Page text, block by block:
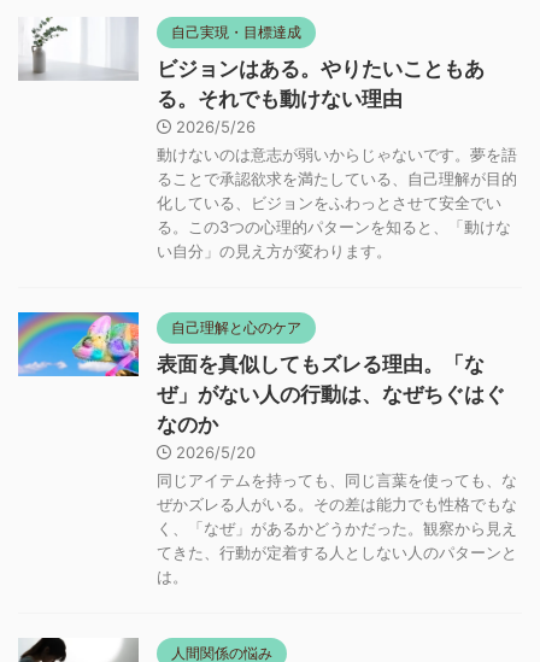
自己実現・目標達成
ビジョンはある。やりたいこともあ
る。それでも動けない理由
2026/5/26
動けないのは意志が弱いからじゃないです。夢を語
ることで承認欲求を満たしている、自己理解が目的
化している、ビジョンをふわっとさせて安全でい
る。この3つの心理的パターンを知ると、「動けな
い自分」の見え方が変わります。
自己理解と心のケア
表面を真似してもズレる理由。「な
ぜ」がない人の行動は、なぜちぐはぐ
なのか
2026/5/20
同じアイテムを持っても、同じ言葉を使っても、な
ぜかズレる人がいる。その差は能力でも性格でもな
く、「なぜ」があるかどうかだった。観察から見え
てきた、行動が定着する人としない人のパターンと
は。
人間関係の悩み